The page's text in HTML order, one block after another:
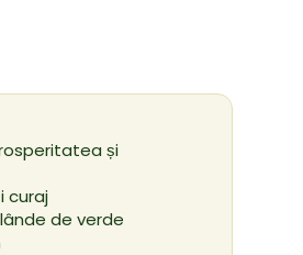
și
curaj
de verde